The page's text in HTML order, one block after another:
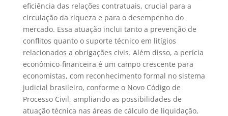
eficiência das relações contratuais, crucial para a
circulação da riqueza e para o desempenho do
mercado. Essa atuação inclui tanto a prevenção de
conflitos quanto o suporte técnico em litígios
relacionados a obrigações civis. Além disso, a perícia
econômico-financeira é um campo crescente para
economistas, com reconhecimento formal no sistema
judicial brasileiro, conforme o Novo Código de
Processo Civil, ampliando as possibilidades de
atuação técnica nas áreas de cálculo de liquidação,